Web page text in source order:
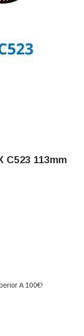
C523 113mm
A 100€!